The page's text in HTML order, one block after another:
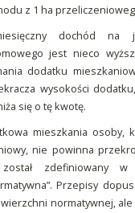
z 1 ha
dochód na
jest nieco
dodatku
wysokości
się o tę kwotę.
mieszkania osoby,
nie powinna
zdefiniowany
Przepisy
normatywnej, ale